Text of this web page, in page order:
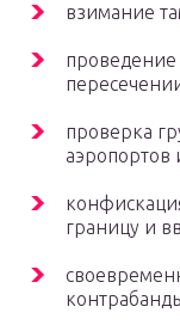
взимание
проведение
проверка
аэропортов
границу и